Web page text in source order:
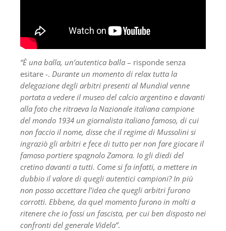
“È una balla, un’autentica balla – risponde senza
esitare -. Durante un momento di relax tutta la
delegazione degli arbitri presenti al Mundial venne
portata a vedere il museo del calcio argentino e davanti
alla foto che ritraeva la Nazionale italiana campione
del mondo 1934 un giornalista italiano famoso, di cui
non faccio il nome, disse che il regime di Mussolini si
ingraziò gli arbitri e fece di tutto per non fare giocare il
famoso portiere spagnolo Zamora. Io gli diedi del
cretino davanti a tutti. Come si fa infatti, a mettere in
dubbio il valore di quegli autentici campioni? In più
non posso accettare l’idea che quegli arbitri furono
corrotti. Ebbene, da quel momento furono in molti a
ritenere che io fossi un fascista, per cui ben disposto nei
confronti del generale Videla”.